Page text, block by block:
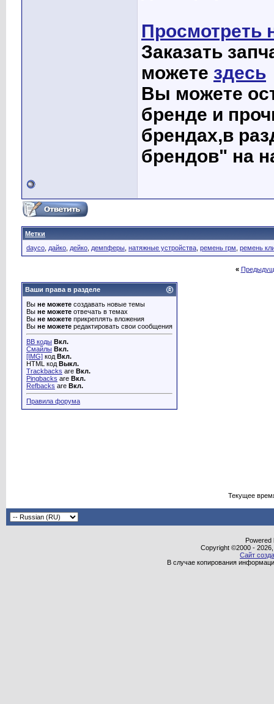
Просмотреть
Заказать
можете здесь
Вы можете
бренде и
брендах,в
брендов" на
Метки
dayco дайко дейко демпферы натяжные устройства ремень грм ремень
«
Ваши права в разделе
Вы не можете создавать новые темы
Вы не можете отвечать в темах
Вы не можете прикреплять вложения
Вы не можете редактировать свои сообщения
BB коды Вкл.
Смайлы Вкл.
[IMG] код Вкл.
HTML код Выкл.
Trackbacks are Вкл.
Pingbacks are Вкл.
Refbacks are Вкл.
Правила форума
Текущее
Powered
Copyright ©2000 -
Сайт
В случае копирования